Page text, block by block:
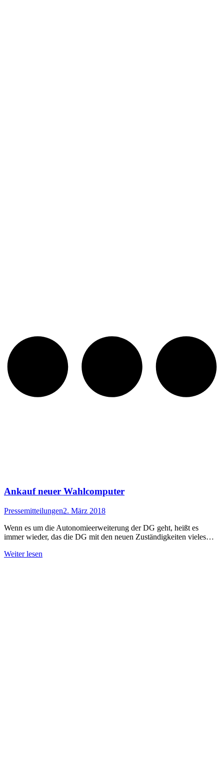
Ankauf neuer Wahlcomputer
Pressemitteilungen2. März 2018
Wenn es um die Autonomieerweiterung der DG geht, heißt es
immer wieder, das die DG mit den neuen Zuständigkeiten vieles…
Weiter lesen